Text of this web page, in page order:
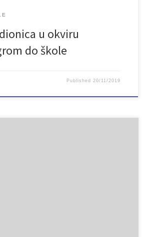
u okviru
do škole
Published20/11/2019